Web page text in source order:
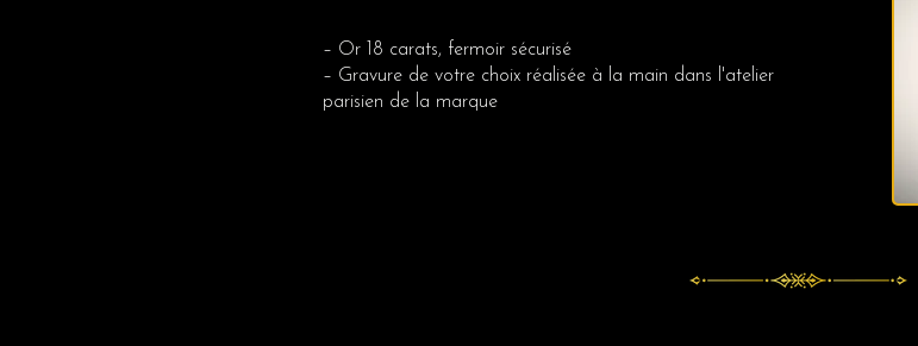
– Or 18 carats, fermoir sécurisé
– Gravure de votre choix réalisée à la main dans l'atelier
parisien de la marque